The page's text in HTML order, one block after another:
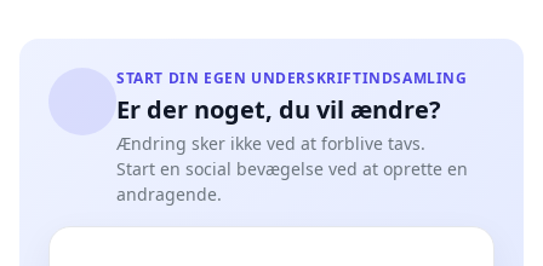
START DIN EGEN UNDERSKRIFTINDSAMLING
Er der noget, du vil ændre?
Ændring sker ikke ved at forblive tavs.
Start en social bevægelse ved at oprette en
andragende.